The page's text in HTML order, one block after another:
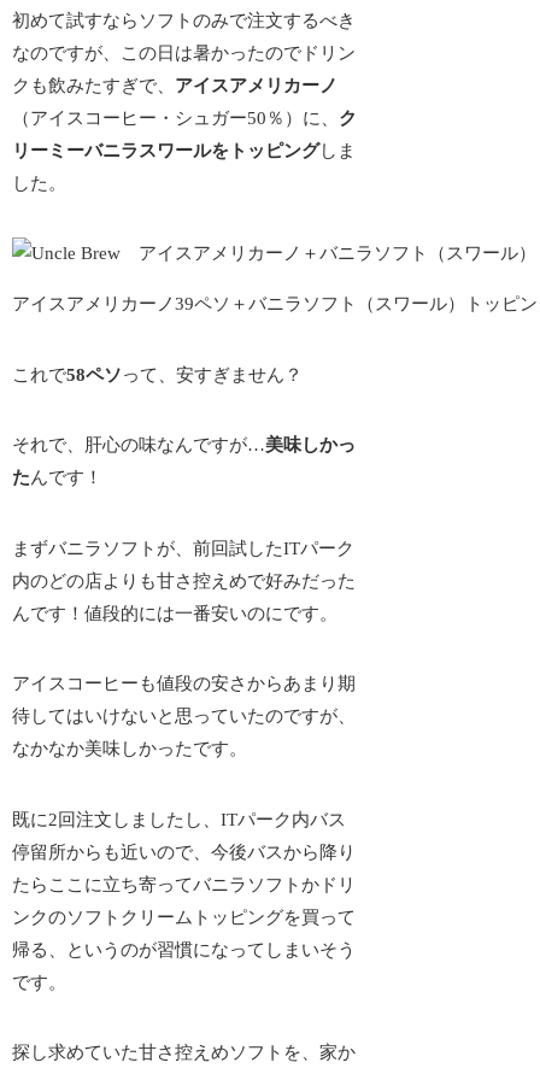
初めて試すならソフトのみで注文するべき
なのですが、この日は暑かったのでドリン
クも飲みたすぎで、 アイスアメリカーノ
（アイスコーヒー・シュガー50％）に、 ク
リーミーバニラスワールをトッピングしま
した。
アイスアメリカーノ39ペソ＋バニラソフト（スワール）トッピ
これで58ペソって、安すぎません？
それで、肝心の味なんですが…美味しかっ
たんです！
まずバニラソフトが、前回試したITパーク
内のどの店よりも甘さ控えめで好みだった
んです！値段的には一番安いのにです。
アイスコーヒーも値段の安さからあまり期
待してはいけないと思っていたのですが、
なかなか美味しかったです。
既に2回注文しましたし、ITパーク内バス
停留所からも近いので、今後バスから降り
たらここに立ち寄ってバニラソフトかドリ
ンクのソフトクリームトッピングを買って
帰る、というのが習慣になってしまいそう
です。
探し求めていた甘さ控えめソフト を、家か